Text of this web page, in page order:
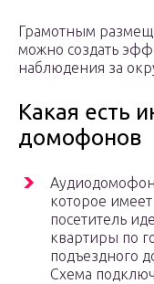
Грамотным
можно создать
наблюдения за
Какая есть
домофонов
которое имеет
посетитель
квартиры по
подъездного
Схема